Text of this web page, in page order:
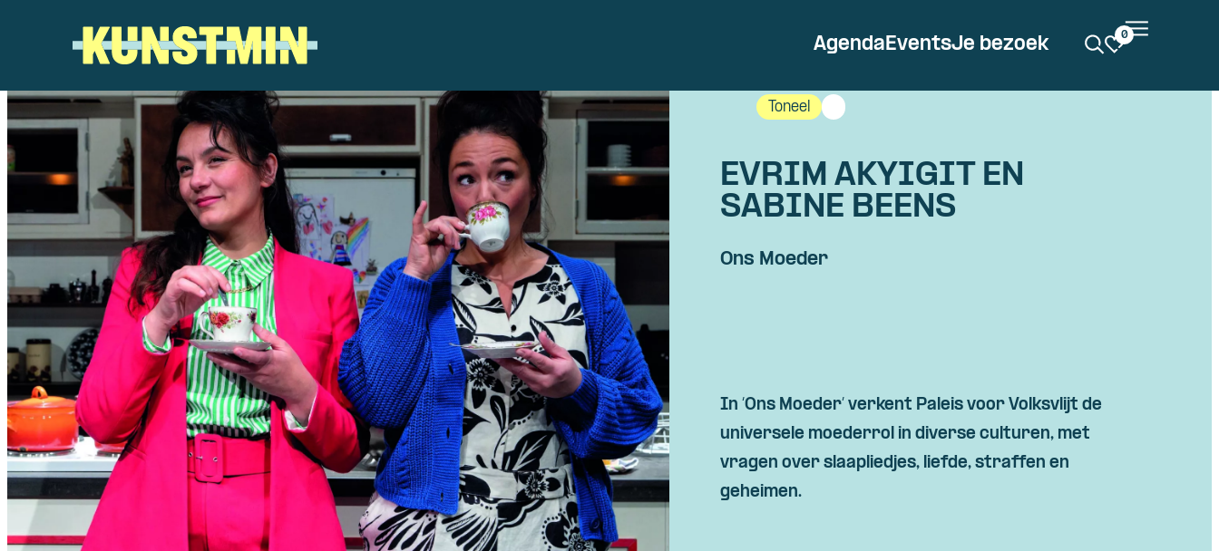
Skip navigatie
AgendaEventsJe bezoek 0
Toneel
EVRIM AKYIGIT EN
SABINE BEENS
Ons Moeder
In ‘Ons Moeder’ verkent Paleis voor Volksvlijt de
universele moederrol in diverse culturen, met
vragen over slaapliedjes, liefde, straffen en
geheimen.